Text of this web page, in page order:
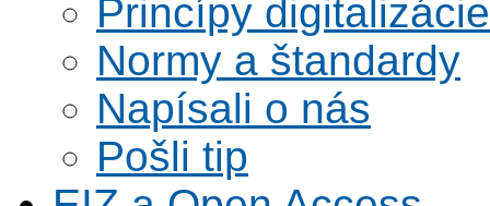
Princípy digitalizácie
Normy a štandardy
Napísali o nás
Pošli tip